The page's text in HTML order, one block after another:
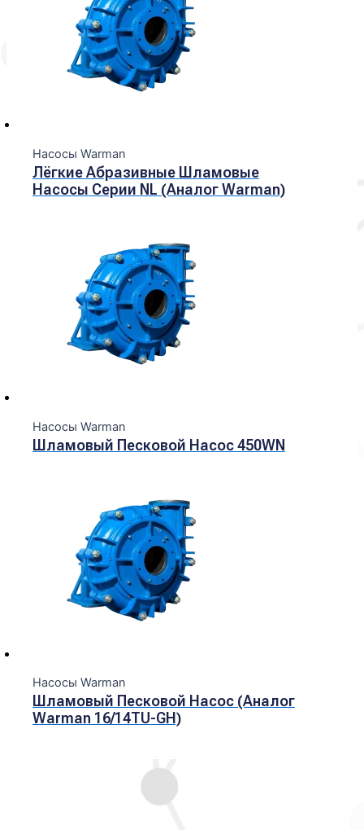
Насосы Warman
Лёгкие Абразивные Шламовые
Насосы Серии NL (Аналог Warman)
Насосы Warman
Шламовый Песковой Насос 450WN
Насосы Warman
Шламовый Песковой Насос (Аналог
Warman 16/14TU-GH)